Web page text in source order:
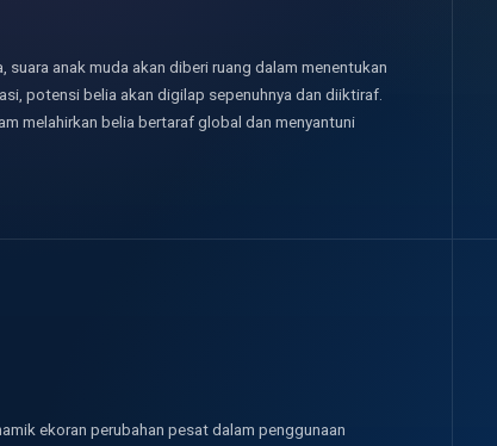
suara anak muda akan diberi ruang dalam menentukan
potensi belia akan digilap sepenuhnya dan diiktiraf.
melahirkan belia bertaraf global dan menyantuni
ekoran perubahan pesat dalam penggunaan